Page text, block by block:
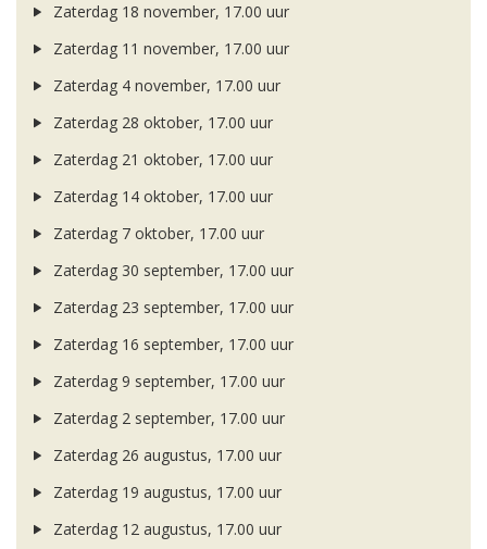
Zaterdag 18 november, 17.00 uur
Zaterdag 11 november, 17.00 uur
Zaterdag 4 november, 17.00 uur
Zaterdag 28 oktober, 17.00 uur
Zaterdag 21 oktober, 17.00 uur
Zaterdag 14 oktober, 17.00 uur
Zaterdag 7 oktober, 17.00 uur
Zaterdag 30 september, 17.00 uur
Zaterdag 23 september, 17.00 uur
Zaterdag 16 september, 17.00 uur
Zaterdag 9 september, 17.00 uur
Zaterdag 2 september, 17.00 uur
Zaterdag 26 augustus, 17.00 uur
Zaterdag 19 augustus, 17.00 uur
Zaterdag 12 augustus, 17.00 uur